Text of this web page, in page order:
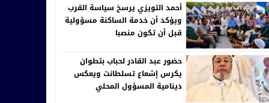
أحمد التويزي يرسخ سياسة القرب
ويؤكد أن خدمة الساكنة مسؤولية
قبل أن تكون منصبا
حضور عبد القادر لحباب بتطوان
يكرس إشعاع تسلطانت ويعكس
دينامية المسؤول المحلي